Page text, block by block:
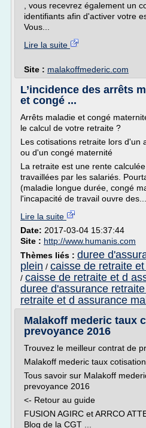
, vous recevrez également un
identifiants afin d'activer votre
Vous...
Lire la suite
Site : malakoffmederic.com
L’incidence des arrêts
et congé ...
Arrêts maladie et congé
le calcul de votre retraite ?
Les cotisations retraite lors d'un
ou d'un congé maternité
La retraite est une rente
travaillées par les salariés.
(maladie longue durée, congé
l'incapacité de travail ouvre des...
Lire la suite
Date: 2017-03-04 15:37:44
Site : http://www.humanis.com
Thèmes liés : duree
plein / caisse de retraite
/ caisse de retraite et d
duree d'assurance
retraite et d assurance
Malakoff mederic taux
prevoyance 2016
Trouvez le meilleur contrat de
Malakoff mederic taux
Tous savoir sur Malakoff
prevoyance 2016
<- Retour au guide
FUSION AGIRC et ARRCO
Blog de la CGT ...